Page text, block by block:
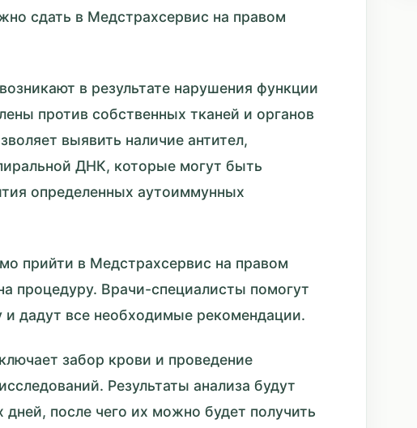
сдать в Медстрахсервис на правом
в результате нарушения функции
против собственных тканей и органов
выявить наличие антител,
ДНК, которые могут быть
определенных аутоиммунных
прийти в Медстрахсервис на правом
процедуру. Врачи-специалисты помогут
и дадут все необходимые рекомендации.
забор крови и проведение
Результаты анализа будут
дней, после чего их можно будет получить